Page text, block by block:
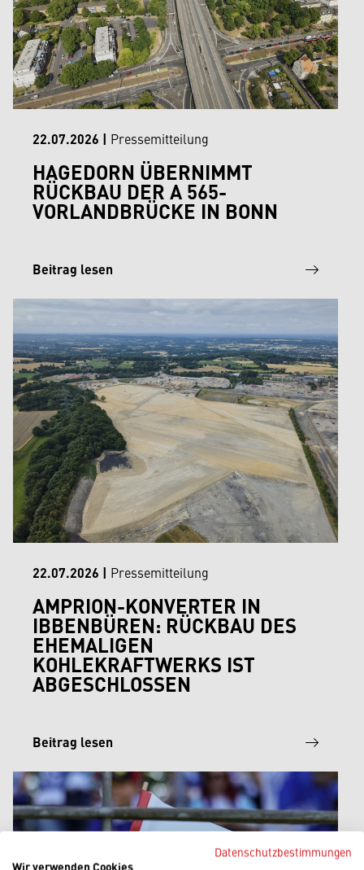
22.07.2026 | Pressemitteilung
HAGEDORN ÜBERNIMMT
RÜCKBAU DER A 565-
VORLANDBRÜCKE IN BONN
Beitrag lesen
22.07.2026 | Pressemitteilung
AMPRION-KONVERTER IN
IBBENBÜREN: RÜCKBAU DES
EHEMALIGEN
KOHLEKRAFTWERKS IST
ABGESCHLOSSEN
Beitrag lesen
Datenschutzbestimmungen
Wir verwenden Cookies